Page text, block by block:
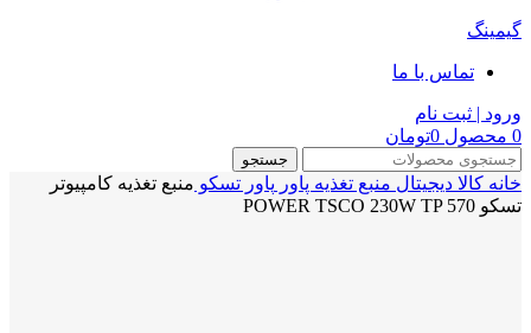
گیمینگ
تماس با ما
ورود | ثبت نام
0 محصول 0تومان
جستجو
خانه کالا دیجیتال منبع تغذیه‌ پاور پاور تسکو منبع تغذیه کامپیوتر
تسکو POWER TSCO 230W TP 570